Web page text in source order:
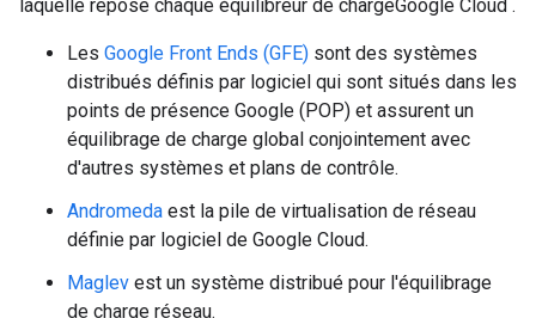
laquelle repose chaque équilibreur de chargeGoogle Cloud .
Les Google Front Ends (GFE) sont des systèmes
distribués définis par logiciel qui sont situés dans les
points de présence Google (POP) et assurent un
équilibrage de charge global conjointement avec
d'autres systèmes et plans de contrôle.
Andromeda est la pile de virtualisation de réseau
définie par logiciel de Google Cloud.
Maglev est un système distribué pour l'équilibrage
de charge réseau.